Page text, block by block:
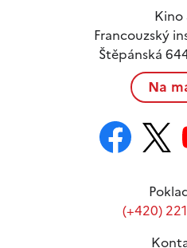
Kino
Francouzský
Štěpánská
Na
(+420)